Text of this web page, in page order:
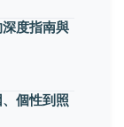
度指南與
個性到照